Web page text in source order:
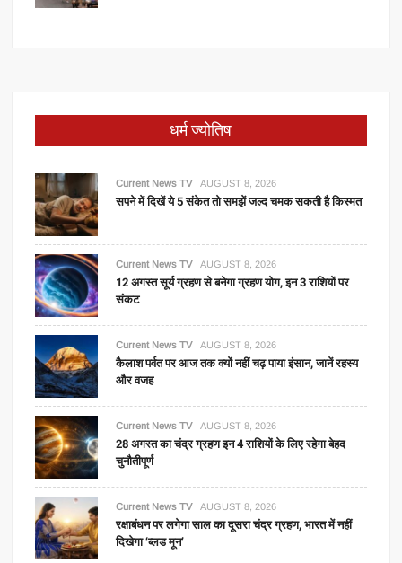
धर्म ज्योतिष
Current News TV AUGUST 8, 2026
सपने में दिखें ये 5 संकेत तो समझें जल्द चमक सकती है किस्मत
Current News TV AUGUST 8, 2026
12 अगस्त सूर्य ग्रहण से बनेगा ग्रहण योग, इन 3 राशियों पर
संकट
Current News TV AUGUST 8, 2026
कैलाश पर्वत पर आज तक क्यों नहीं चढ़ पाया इंसान, जानें रहस्य
और वजह
Current News TV AUGUST 8, 2026
28 अगस्त का चंद्र ग्रहण इन 4 राशियों के लिए रहेगा बेहद
चुनौतीपूर्ण
Current News TV AUGUST 8, 2026
रक्षाबंधन पर लगेगा साल का दूसरा चंद्र ग्रहण, भारत में नहीं
दिखेगा ‘ब्लड मून’